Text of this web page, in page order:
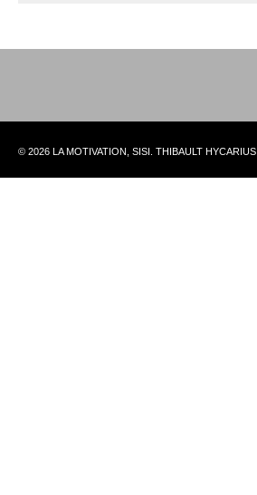
© 2026 LA MOTIVATION, SISI. THIBAULT HYCARIUS